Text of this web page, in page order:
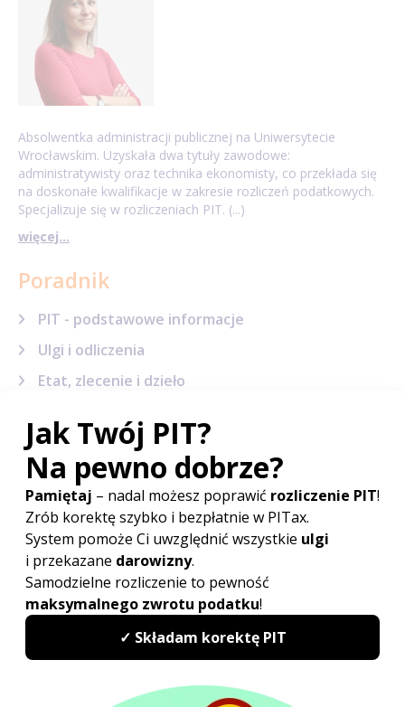
Absolwentka administracji publicznej na Uniwersytecie
Wrocławskim. Uzyskała dwa tytuły zawodowe:
administratywisty oraz technika ekonomisty, co przekłada się
na doskonałe kwalifikacje w zakresie rozliczeń podatkowych.
Specjalizuje się w rozliczeniach PIT. (...)
więcej...
Poradnik
PIT - podstawowe informacje
Ulgi i odliczenia
Etat, zlecenie i dzieło
ZUS i ubezpieczenia
Emerytury i renty
Dochody z zagranicy
Najem
Kredyty w PIT
Dochody inwestycyjne
Sytuacje podatkowe
Terminy, wskaźniki i stawki
Sprawy urzędowe